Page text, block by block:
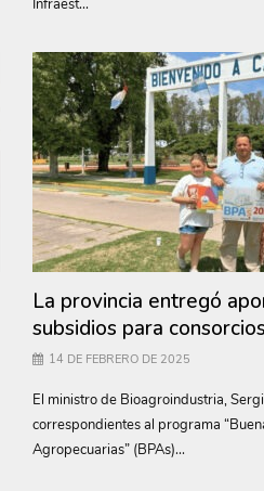
La provincia entregó
subsidios para
14 DE FEBRERO DE 2025
El ministro de Bioagroindustria,
correspondientes al programa
Agropecuarias” (BPAs)...